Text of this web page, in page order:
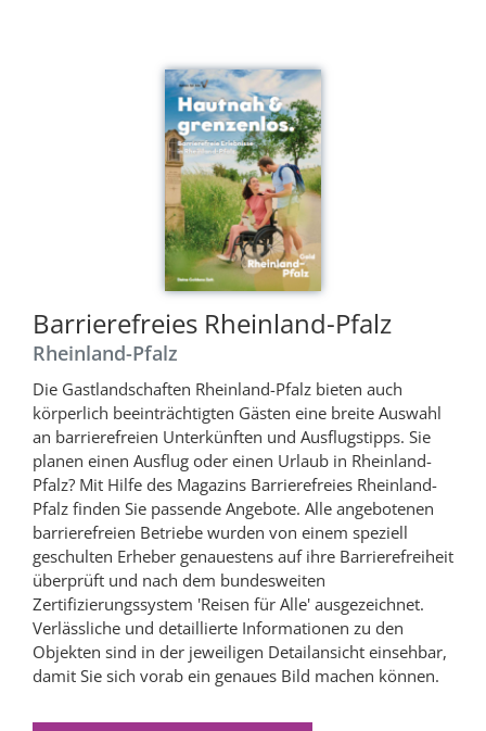
Barrierefreies Rheinland-Pfalz
Rheinland-Pfalz
Die Gastlandschaften Rheinland-Pfalz bieten auch
körperlich beeinträchtigten Gästen eine breite Auswahl
an barrierefreien Unterkünften und Ausflugstipps. Sie
planen einen Ausflug oder einen Urlaub in Rheinland-
Pfalz? Mit Hilfe des Magazins Barrierefreies Rheinland-
Pfalz finden Sie passende Angebote. Alle angebotenen
barrierefreien Betriebe wurden von einem speziell
geschulten Erheber genauestens auf ihre Barrierefreiheit
überprüft und nach dem bundesweiten
Zertifizierungssystem 'Reisen für Alle' ausgezeichnet.
Verlässliche und detaillierte Informationen zu den
Objekten sind in der jeweiligen Detailansicht einsehbar,
damit Sie sich vorab ein genaues Bild machen können.